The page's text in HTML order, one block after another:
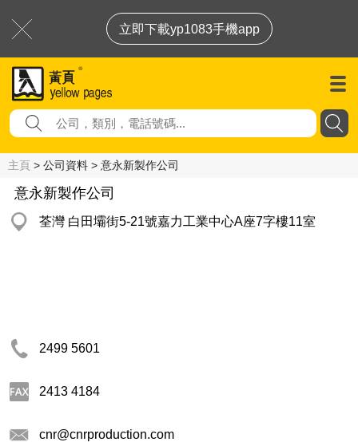
立即下載yp1083手機app
主頁 > 公司資料 > 意永新製作公司
意永新製作公司
荃灣 白田壩街5-21號嘉力工業中心A座7字樓11室
2499 5601
2413 4184
cnr@cnrproduction.com